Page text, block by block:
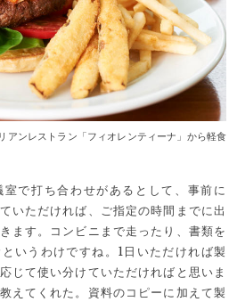
アンレストラン「フィオレンティーナ」から軽食
室で打ち合わせがあるとして、事前に
いただければ、ご指定の時間までに出
ます。コンビニまで走ったり、書類を
いうわけですね。1日いただければ製
じて使い分けていただければと思いま
えてくれた。資料のコピーに加えて製